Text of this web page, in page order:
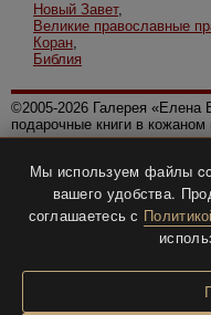
Новый Завет,
Великие православные
Коран,
Библия
©2005-2026 Галерея «Елена
подарочные книги в
Политика
Все права защищены.
Разработка и дизайнBTV-info
Мы используем файлы
вашего удобства.
соглашаетесь с